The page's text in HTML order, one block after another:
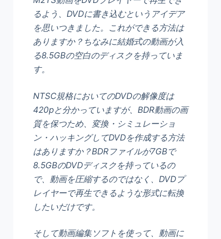
るよう、DVDに書き込むというアイデア
を思いつきました。これができる方法は
ありますか？ちなみに結婚式の動画が入
る8.5GBの空白のディスクを持っていま
す。
NTSC規格においてのDVDの解像度は
420pと分かっていますが、BDR動画の画
質を保つため、変換・シミュレーショ
ン・ハッキングしてDVDを作成する方法
はありますか？BDRファイルが7GBで
8.5GBのDVDディスクを持っているの
で、動画を圧縮するのではなく、DVDプ
レイヤーで再生できるような形式に転換
したいだけです。
そして動画編集ソフトを使って、動画に